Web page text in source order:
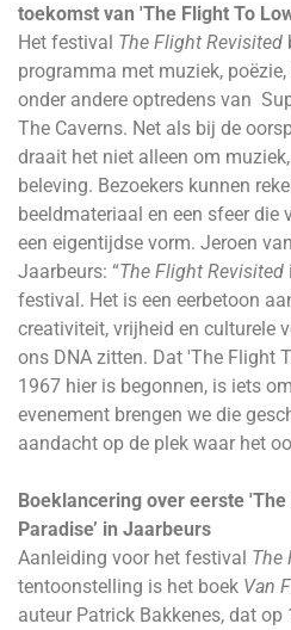
toekomst van 'The Flight To
Het festival The Flight Revisited
programma met muziek,
onder andere optredens van
The Caverns. Net als bij de
draait het niet alleen om
beleving. Bezoekers kunnen
beeldmateriaal en een sfeer die
een eigentijdse vorm. Jeroen
Jaarbeurs: “The Flight Revisited
festival. Het is een eerbetoon
creativiteit, vrijheid en culturele
ons DNA zitten. Dat 'The Flight
1967 hier is begonnen, is iets
evenement brengen we die
aandacht op de plek waar het
Boeklancering over eerste
Paradise’ in Jaarbeurs
Aanleiding voor het festival The
tentoonstelling is het boek Van
auteur Patrick Bakkenes, dat